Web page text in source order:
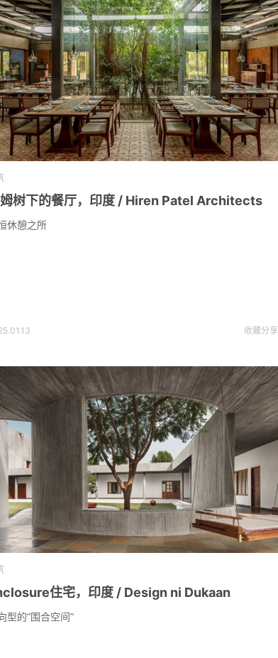
树下的餐厅，印度 / Hiren Patel Architects
休憩之所
收藏分享
住宅，印度 / Design ni Dukaan
型的“围合空间”